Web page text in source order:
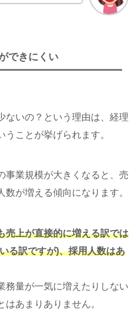
できにくい
ないの？という理由は、経理
ことが挙げられます。
事業規模が大きくなると、売
数が増える傾向になります。
売上が直接的に増える訳では
る訳ですが)、採用人数はあ
務量が一気に増えたりしない
あまりありません。